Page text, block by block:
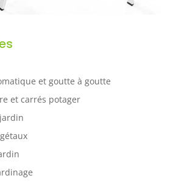
et goutte à goutte
et carrés potager